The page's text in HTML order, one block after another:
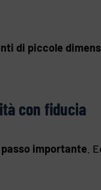
di piccole
con fiducia
importante .